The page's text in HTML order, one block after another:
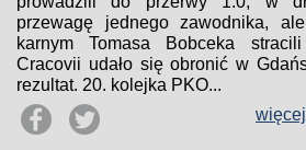
przewagę jednego zawodnika,
karnym Tomasa Bobceka
Cracovii udało się obronić w
rezultat. 20. kolejka PKO...